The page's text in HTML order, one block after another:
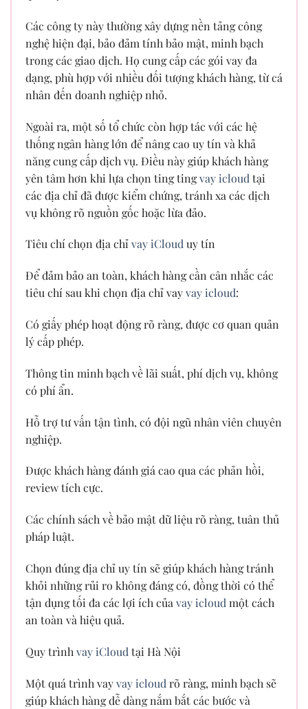
Các công ty này thường xây dựng nền tảng công
nghệ hiện đại, bảo đảm tính bảo mật, minh bạch
trong các giao dịch. Họ cung cấp các gói vay đa
dạng, phù hợp với nhiều đối tượng khách hàng, từ cá
nhân đến doanh nghiệp nhỏ.
Ngoài ra, một số tổ chức còn hợp tác với các hệ
thống ngân hàng lớn để nâng cao uy tín và khả
năng cung cấp dịch vụ. Điều này giúp khách hàng
yên tâm hơn khi lựa chọn ting tingvay icloud tại
các địa chỉ đã được kiểm chứng, tránh xa các dịch
vụ không rõ nguồn gốc hoặc lừa đảo.
Tiêu chí chọn địa chỉvay iClouduy tín
Để đảm bảo an toàn, khách hàng cần cân nhắc các
tiêu chí sau khi chọn địa chỉ vayvay icloud:
Có giấy phép hoạt động rõ ràng, được cơ quan quản
lý cấp phép.
Thông tin minh bạch về lãi suất, phí dịch vụ, không
có phí ẩn.
Hỗ trợ tư vấn tận tình, có đội ngũ nhân viên chuyên
nghiệp.
Được khách hàng đánh giá cao qua các phản hồi,
review tích cực.
Các chính sách về bảo mật dữ liệu rõ ràng, tuân thủ
pháp luật.
Chọn đúng địa chỉ uy tín sẽ giúp khách hàng tránh
khỏi những rủi ro không đáng có, đồng thời có thể
tận dụng tối đa các lợi ích của vay icloud một cách
an toàn và hiệu quả.
Quy trình vay iCloud tại Hà Nội
Một quá trình vayvay icloud rõ ràng, minh bạch sẽ
giúp khách hàng dễ dàng nắm bắt các bước và